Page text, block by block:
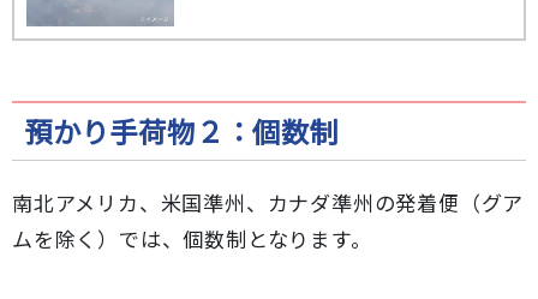
預かり手荷物２：個数制
南北アメリカ、米国準州、カナダ準州の発着便（グア
ムを除く）では、個数制となります。